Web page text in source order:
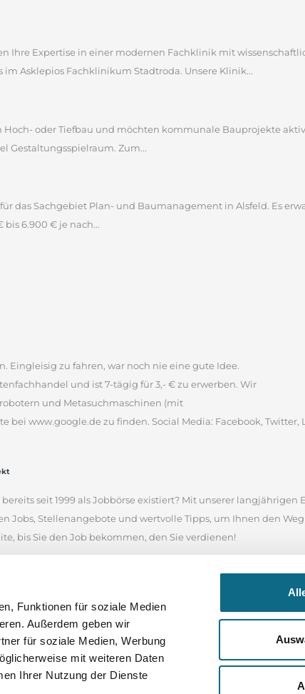
Funktionen für soziale Medien
Außerdem geben wir
für soziale Medien, Werbung
mit weiteren Daten
Ihrer Nutzung der Dienste
Ihre Expertise in einer modernen Fachklinik mit
Asklepios Fachklinikum Stadtroda. Unsere Klinik...
oder Tiefbau und möchten kommunale Bauprojekte
Gestaltungsspielraum. Zum...
das Sachgebiet Plan- und Baumanagement in Alsfeld. Es
6.900 € je nach...
Eingleisig zu fahren, war noch nie eine gute Idee.
und ist 7-tägig für 3,- € zu erwerben. Wir
und Metasuchmaschinen (mit
bei www.google.de zu finden. Social Media: Facebook, Twitter,
seit 1999 als Jobbörse existiert? Mit unserer langjährigen
Jobs, Stellenangebote und wertvolle Tipps, um Ihnen den
bis Sie den Job bekommen, den Sie verdienen!
Online-Jobbörsen. Heute ist es eine angesehene Online-
und der Schweiz finden. Nutzen Sie das Suchfeld in unserem
Wenn Sie unsicher sind, wonach Sie suchen,
Ihnen viel Erfolg bei Ihrer Bewerbung und für Ihre weitere